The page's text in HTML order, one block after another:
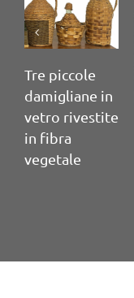
Tre piccole
damigliane in
vetro rivestite
in fibra
vegetale